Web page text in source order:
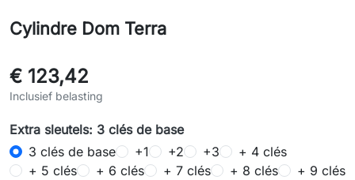
Cylindre Dom Terra
€ 123,42
Inclusief belasting
Extra sleutels: 3 clés de base
3 clés de base
+1 +2 +3
+ 4 clés
+ 5 clés
+ 6 clés + 7 clés + 8 clés
+ 9 clés